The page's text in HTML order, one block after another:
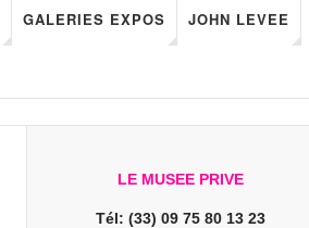
GALERIES EXPOS JOHN LEVEE
LE MUSEE PRIVE
Tél: (33) 09 75 80 13 23